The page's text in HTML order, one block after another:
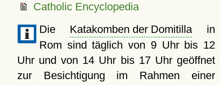
Catholic Encyclopedia
Die Katakomben der Domitillain
Rom sind täglich von 9 Uhr bis 12
Uhr und von 14 Uhr bis 17 Uhr geöffnet
zur Besichtigung im Rahmen einer